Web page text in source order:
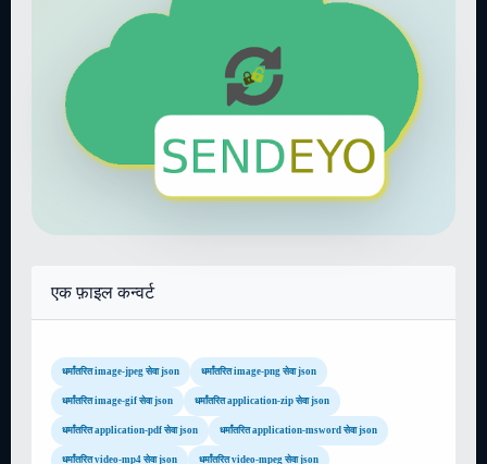
एक फ़ाइल कन्वर्ट
धर्मांतरित image-jpeg सेवा json धर्मांतरित image-png सेवा json
धर्मांतरित image-gif सेवा json धर्मांतरित application-zip सेवा json
धर्मांतरित application-pdf सेवा json धर्मांतरित application-msword सेवा json
धर्मांतरित video-mp4 सेवा json धर्मांतरित video-mpeg सेवा json